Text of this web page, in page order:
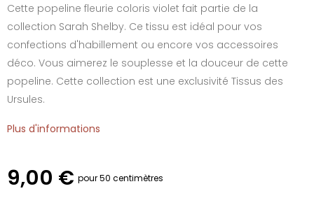
Cette popeline fleurie coloris violet fait partie de la
collection Sarah Shelby. Ce tissu est idéal pour vos
confections d'habillement ou encore vos accessoires
déco. Vous aimerez le souplesse et la douceur de cette
popeline. Cette collection est une exclusivité Tissus des
Ursules.
Plus d'informations
9,00 € pour 50 centimètres